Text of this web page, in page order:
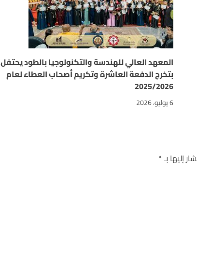
المعهد العالي للهندسة والتكنولوجيا بالطود يحتفل
بتخرج الدفعة العاشرة وتكريم أصحاب العطاء لعام
2025/2026
6 يوليو، 2026
إليها بـ*